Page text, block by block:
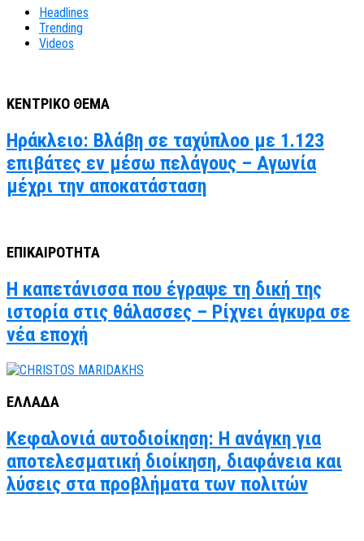
Headlines
Trending
Videos
ΚΕΝΤΡΙΚΟ ΘΕΜΑ
Ηράκλειο: Βλάβη σε ταχύπλοο με 1.123
επιβάτες εν μέσω πελάγους – Αγωνία
μέχρι την αποκατάσταση
ΕΠΙΚΑΙΡΟΤΗΤΑ
Η καπετάνισσα που έγραψε τη δική της
ιστορία στις θάλασσες – Ρίχνει άγκυρα σε
νέα εποχή
ΕΛΛΑΔΑ
Κεφαλονιά αυτοδιοίκηση: Η ανάγκη για
αποτελεσματική διοίκηση, διαφάνεια και
λύσεις στα προβλήματα των πολιτών